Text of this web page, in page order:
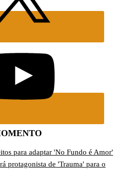
para adaptar 'No Fundo é Amor'
protagonista de 'Trauma' para o